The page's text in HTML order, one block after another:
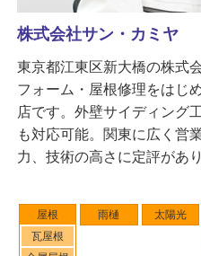
屋根
瓦屋根
雨樋 太陽光
株式会社サン・カミヤ
東京都江東区新大橋の株式
フォーム・屋根修理をはじ
店です。外壁サイディング
も対応可能。関東に広く営
力、技術の高さに定評があり